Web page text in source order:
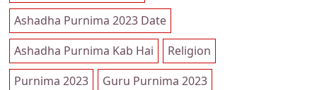
Ashadha Purnima 2023 Date
Ashadha Purnima Kab Hai
Religion
Purnima 2023
Guru Purnima 2023